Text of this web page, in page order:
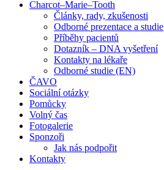
Charcot–Marie–Tooth
Články, rady, zkušenosti
Odborné prezentace a studie
Příběhy pacientů
Dotazník – DNA vyšetření
Kontakty na lékaře
Odborné studie (EN)
ČAVO
Sociální otázky
Pomůcky
Volný čas
Fotogalerie
Sponzoři
Jak nás podpořit
Kontakty